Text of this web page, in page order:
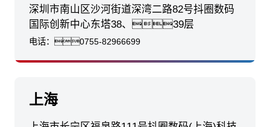
深圳市南山区沙河街道深湾二路82号抖圈数码
国际创新中心东塔38、39层
电话：0755-82966699
上海